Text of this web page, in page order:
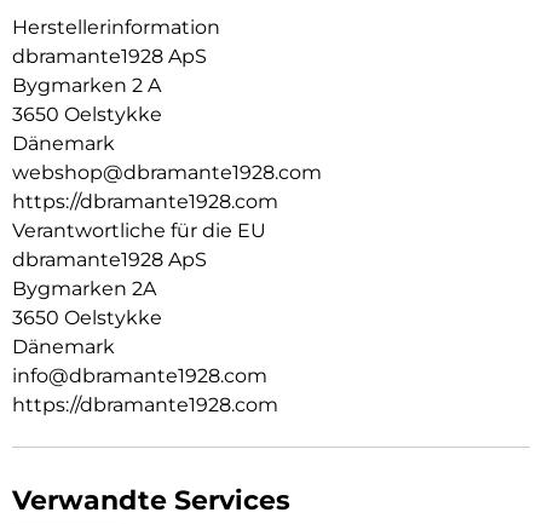
Aufprallschutz mit MagSafe-Integration
Greenland Pro bietet Aufprallschutz aus 1,2 m Höhe in einem
schlanken Design. Der integrierte MagSafe-Magnet sorgt für
müheloses Aufladen und die Verwendung von Zubehör und
bietet gleichzeitig zuverlässigen Fallschutz.
Schlankes Design
Genießen Sie das schlanke Design, das bequem in Ihre Hand
und Tasche passt.
Herstellerinformation
dbramante1928 ApS
Bygmarken 2 A
3650 Oelstykke
Dänemark
webshop@dbramante1928.com
https://dbramante1928.com
Verantwortliche für die EU
dbramante1928 ApS
Bygmarken 2A
3650 Oelstykke
Dänemark
info@dbramante1928.com
https://dbramante1928.com
Verwandte Services